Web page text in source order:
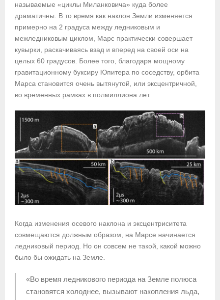
называемые «циклы Миланковича» куда более
драматичны. В то время как наклон Земли изменяется
примерно на 2 градуса между ледниковым и
межледниковым циклом, Марс практически совершает
кувырки, раскачиваясь взад и вперед на своей оси на
целых 60 градусов. Более того, благодаря мощному
гравитационному буксиру Юпитера по соседству, орбита
Марса становится очень вытянутой, или эксцентричной,
во временных рамках в полмиллиона лет.
Когда изменения осевого наклона и эксцентриситета
совмещаются должным образом, на Марсе начинается
ледниковый период. Но он совсем не такой, какой можно
было бы ожидать на Земле.
«Во время ледникового периода на Земле полюса
становятся холоднее, вызывают накопления льда,